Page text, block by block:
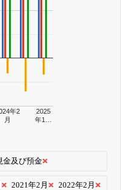
年2
月
2025
年1…
金及び預金
2021年2月
2022年2月